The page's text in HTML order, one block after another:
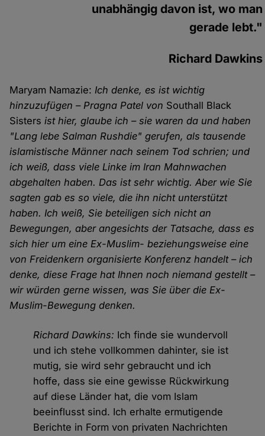
unabhängig davon ist, wo man
gerade lebt."
Richard Dawkins
Maryam Namazie:Ich denke, es ist wichtig
hinzuzufügen – Pragna Patel von Southall Black
Sisters ist hier, glaube ich – sie waren da und haben
"Lang lebe Salman Rushdie" gerufen, als tausende
islamistische Männer nach seinem Tod schrien; und
ich weiß, dass viele Linke im Iran Mahnwachen
abgehalten haben. Das ist sehr wichtig. Aber wie Sie
sagten gab es so viele, die ihn nicht unterstützt
haben. Ich weiß, Sie beteiligen sich nicht an
Bewegungen, aber angesichts der Tatsache, dass es
sich hier um eine Ex-Muslim- beziehungsweise eine
von Freidenkern organisierte Konferenz handelt – ich
denke, diese Frage hat Ihnen noch niemand gestellt –
wir würden gerne wissen, was Sie über die Ex-
Muslim-Bewegung denken.
Richard Dawkins: Ich finde sie wundervoll
und ich stehe vollkommen dahinter, sie ist
mutig, sie wird sehr gebraucht und ich
hoffe, dass sie eine gewisse Rückwirkung
auf diese Länder hat, die vom Islam
beeinflusst sind. Ich erhalte ermutigende
Berichte in Form von privaten Nachrichten